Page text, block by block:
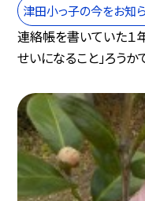
津田小っ子の今をお知
連絡帳を書いていた１
せいになること」ろうか